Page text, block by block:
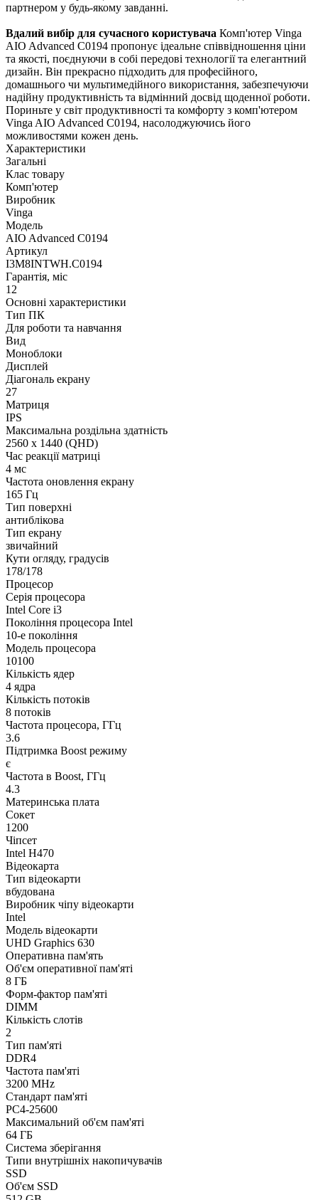
партнером у будь-якому завданні.
Вдалий вибір для сучасного користувача Комп'ютер Vinga
AIO Advanced C0194 пропонує ідеальне співвідношення ціни
та якості, поєднуючи в собі передові технології та елегантний
дизайн. Він прекрасно підходить для професійного,
домашнього чи мультимедійного використання, забезпечуючи
надійну продуктивність та відмінний досвід щоденної роботи.
Пориньте у світ продуктивності та комфорту з комп'ютером
Vinga AIO Advanced C0194, насолоджуючись його
можливостями кожен день.
Характеристики
Загальні
Клас товару
Комп'ютер
Виробник
Vinga
Модель
AIO Advanced C0194
Артикул
I3M8INTWH.C0194
Гарантія, міс
12
Основні характеристики
Тип ПК
Для роботи та навчання
Вид
Моноблоки
Дисплей
Діагональ екрану
27
Матриця
IPS
Максимальна роздільна здатність
2560 x 1440 (QHD)
Час реакції матриці
4 мс
Частота оновлення екрану
165 Гц
Тип поверхні
антиблікова
Тип екрану
звичайний
Кути огляду, градусів
178/178
Процесор
Серія процесора
Intel Core i3
Покоління процесора Intel
10-е покоління
Модель процесора
10100
Кількість ядер
4 ядра
Кількість потоків
8 потоків
Частота процесора, ГГц
3.6
Підтримка Boost режиму
є
Частота в Boost, ГГц
4.3
Материнська плата
Сокет
1200
Чіпсет
Intel H470
Відеокарта
Тип відеокарти
вбудована
Виробник чіпу відеокарти
Intel
Модель відеокарти
UHD Graphics 630
Оперативна пам'ять
Об'єм оперативної пам'яті
8 ГБ
Форм-фактор пам'яті
DIMM
Кількість слотів
2
Тип пам'яті
DDR4
Частота пам'яті
3200 MHz
Стандарт пам'яті
PC4-25600
Максимальний об'єм пам'яті
64 ГБ
Система зберігання
Типи внутрішніх накопичувачів
SSD
Об'єм SSD